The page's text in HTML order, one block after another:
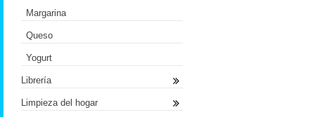
Margarina
Queso
Yogurt
Librería
Limpieza del hogar